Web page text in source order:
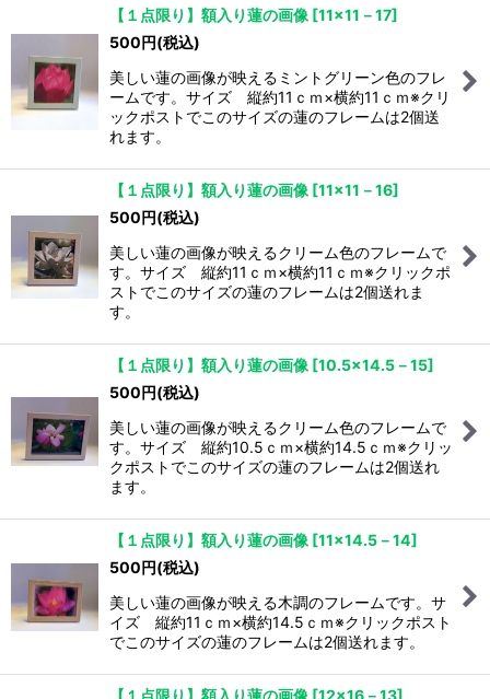
【１点限り】額入り蓮の画像 [11×11－17]
500円(税込)
美しい蓮の画像が映えるミントグリーン色のフレ
ームです。サイズ 縦約11ｃｍ×横約11ｃｍ※クリ
ックポストでこのサイズの蓮のフレームは2個送
れます。
【１点限り】額入り蓮の画像 [11×11－16]
500円(税込)
美しい蓮の画像が映えるクリーム色のフレームで
す。サイズ 縦約11ｃｍ×横約11ｃｍ※クリックポ
ストでこのサイズの蓮のフレームは2個送れま
す。
【１点限り】額入り蓮の画像 [10.5×14.5－15]
500円(税込)
美しい蓮の画像が映えるクリーム色のフレームで
す。サイズ 縦約10.5ｃｍ×横約14.5ｃｍ※クリッ
クポストでこのサイズの蓮のフレームは2個送れ
ます。
【１点限り】額入り蓮の画像 [11×14.5－14]
500円(税込)
美しい蓮の画像が映える木調のフレームです。サ
イズ 縦約11ｃｍ×横約14.5ｃｍ※クリックポスト
でこのサイズの蓮のフレームは2個送れます。